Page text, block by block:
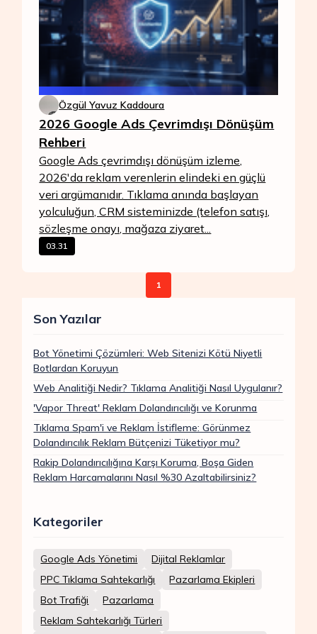
Özgül Yavuz Kaddoura
2026 Google Ads Çevrimdışı Dönüşüm
Rehberi
Google Ads çevrimdışı dönüşüm izleme,
2026'da reklam verenlerin elindeki en güçlü
veri argümanıdır. Tıklama anında başlayan
yolculuğun, CRM sisteminizde (telefon satışı,
sözleşme onayı, mağaza ziyaret...
03.31
1
Son Yazılar
Bot Yönetimi Çözümleri: Web Sitenizi Kötü Niyetli
Botlardan Koruyun
Web Analitiği Nedir? Tıklama Analitiği Nasıl Uygulanır?
'Vapor Threat' Reklam Dolandırıcılığı ve Korunma
Tıklama Spam'i ve Reklam İstifleme: Görünmez
Dolandırıcılık Reklam Bütçenizi Tüketiyor mu?
Rakip Dolandırıcılığına Karşı Koruma, Boşa Giden
Reklam Harcamalarını Nasıl %30 Azaltabilirsiniz?
Kategoriler
Google Ads Yönetimi
Dijital Reklamlar
PPC Tıklama Sahtekarlığı
Pazarlama Ekipleri
Bot Trafiği
Pazarlama
Reklam Sahtekarlığı Türleri